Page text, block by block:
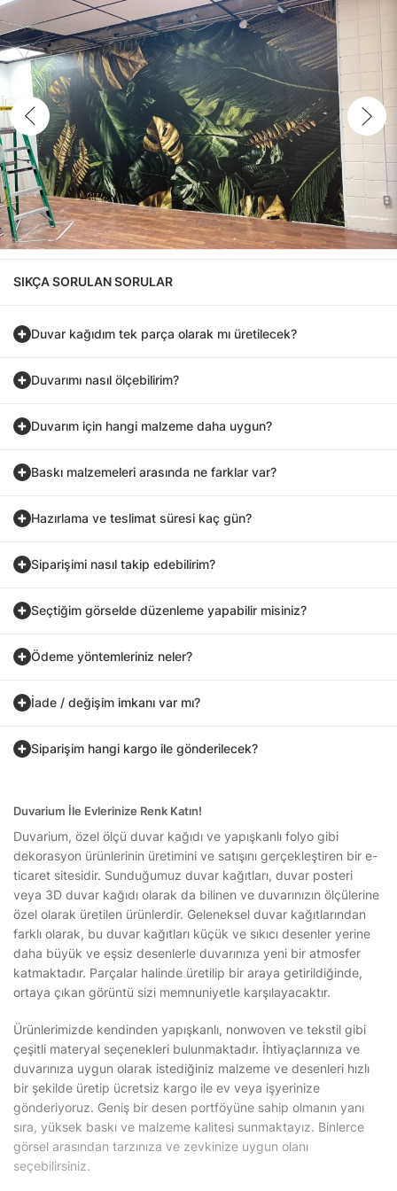
SIKÇA SORULAN SORULAR
Duvar kağıdım tek parça olarak mı üretilecek?
Duvarımı nasıl ölçebilirim?
Duvarım için hangi malzeme daha uygun?
Baskı malzemeleri arasında ne farklar var?
Hazırlama ve teslimat süresi kaç gün?
Siparişimi nasıl takip edebilirim?
Seçtiğim görselde düzenleme yapabilir misiniz?
Ödeme yöntemleriniz neler?
İade / değişim imkanı var mı?
Siparişim hangi kargo ile gönderilecek?
Duvarium İle Evlerinize Renk Katın!
Duvarium, özel ölçü duvar kağıdı ve yapışkanlı folyo gibi
dekorasyon ürünlerinin üretimini ve satışını gerçekleştiren bir e-
ticaret sitesidir. Sunduğumuz duvar kağıtları, duvar posteri
veya 3D duvar kağıdı olarak da bilinen ve duvarınızın ölçülerine
özel olarak üretilen ürünlerdir. Geleneksel duvar kağıtlarından
farklı olarak, bu duvar kağıtları küçük ve sıkıcı desenler yerine
daha büyük ve eşsiz desenlerle duvarınıza yeni bir atmosfer
katmaktadır. Parçalar halinde üretilip bir araya getirildiğinde,
ortaya çıkan görüntü sizi memnuniyetle karşılayacaktır.
Ürünlerimizde kendinden yapışkanlı, nonwoven ve tekstil gibi
çeşitli materyal seçenekleri bulunmaktadır. İhtiyaçlarınıza ve
duvarınıza uygun olarak istediğiniz malzeme ve desenleri hızlı
bir şekilde üretip ücretsiz kargo ile ev veya işyerinize
gönderiyoruz. Geniş bir desen portföyüne sahip olmanın yanı
sıra, yüksek baskı ve malzeme kalitesi sunmaktayız. Binlerce
görsel arasından tarzınıza ve zevkinize uygun olanı
seçebilirsiniz.